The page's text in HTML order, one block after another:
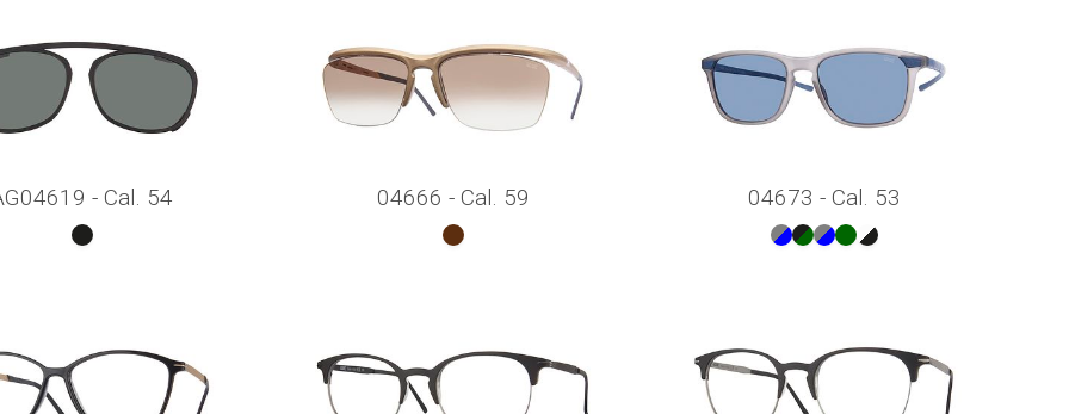
- Cal. 54 04666 - Cal. 59 04673 - Cal. 53